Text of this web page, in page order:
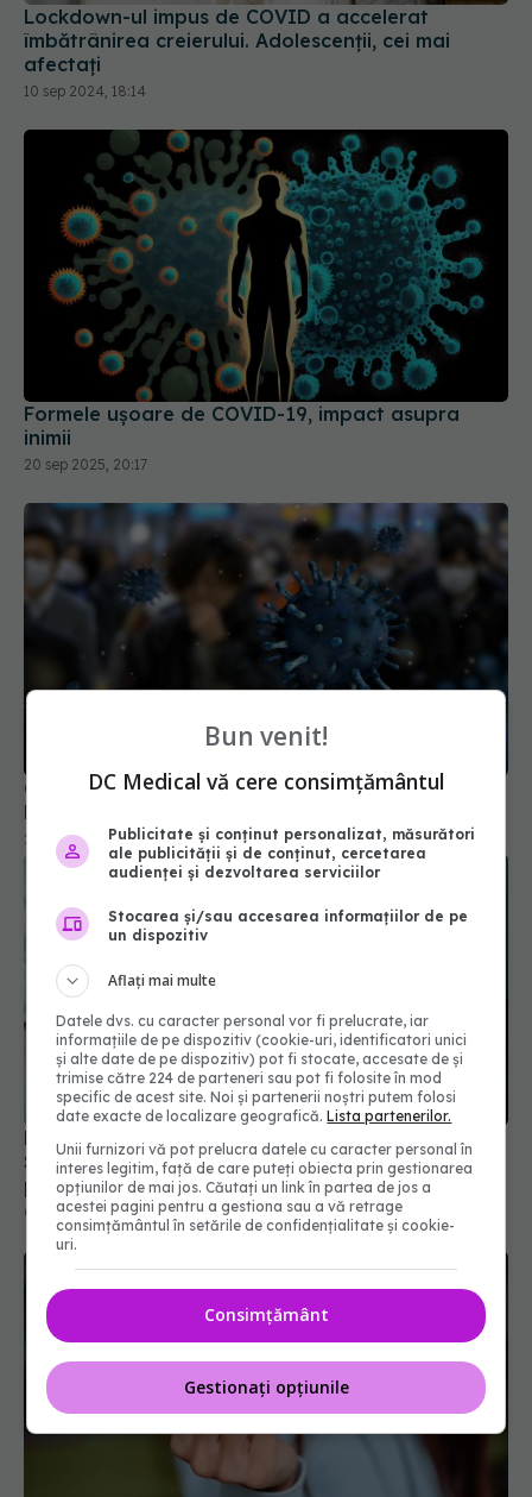
Lockdown-ul impus de COVID a accelerat
îmbătrânirea creierului. Adolescenții, cei mai
afectați
10 sep 2024, 18:14
Formele ușoare de COVID-19, impact asupra
inimii
20 sep 2025, 20:17
Creștere îngrijorătoare a cazurilor COVID-19 în
România
25 aug 2025, 22:31
Răsturnare de situație în medicina post-COVID.
Scanările PET arată că oboseala cronică nu
provine din inflamația creierului
03 iun 2026, 22:38
Bun venit!
DC Medical vă cere consimțământul
Publicitate și conținut personalizat, măsurători
ale publicității și de conținut, cercetarea
audienței și dezvoltarea serviciilor
Stocarea și/sau accesarea informațiilor de pe
un dispozitiv
Aflați mai multe
Datele dvs. cu caracter personal vor fi prelucrate, iar
informațiile de pe dispozitiv (cookie-uri, identificatori unici
și alte date de pe dispozitiv) pot fi stocate, accesate de și
trimise către 224 de parteneri sau pot fi folosite în mod
specific de acest site. Noi și partenerii noștri putem folosi
date exacte de localizare geografică.Lista partenerilor.
Unii furnizori vă pot prelucra datele cu caracter personal în
interes legitim, față de care puteți obiecta prin gestionarea
opțiunilor de mai jos. Căutați un link în partea de jos a
acestei pagini pentru a gestiona sau a vă retrage
consimțământul în setările de confidențialitate și cookie-
uri.
Consimțământ
Gestionați opțiunile